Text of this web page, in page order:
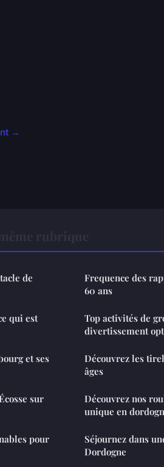
→
de
qui est
et ses
sur
pour
Frequence des
60 ans
Top activités de
divertissement
Découvrez les
âges
Découvrez nos
unique en
Séjournez dans
Dordogne